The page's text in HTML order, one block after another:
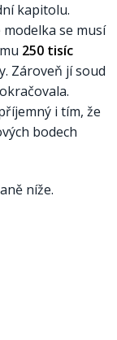
kapitolu.
se musí
250 tisíc
Zároveň jí soud
i tím, že
bodech
níže.